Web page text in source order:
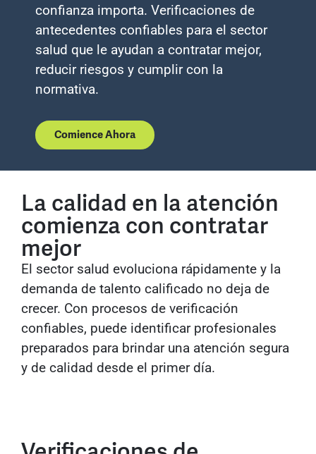
confianza importa. Verificaciones de
antecedentes confiables para el sector
salud que le ayudan a contratar mejor,
reducir riesgos y cumplir con la
normativa.
Comience Ahora
La calidad en la atención
comienza con contratar
mejor
El sector salud evoluciona rápidamente y la
demanda de talento calificado no deja de
crecer. Con procesos de verificación
confiables, puede identificar profesionales
preparados para brindar una atención segura
y de calidad desde el primer día.